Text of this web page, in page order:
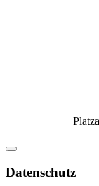
Datenschutz